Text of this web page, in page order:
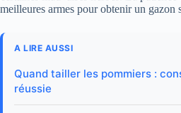
meilleures armes pour obtenir un gazon
A LIRE AUSSI
Quand tailler les pommiers :
réussie